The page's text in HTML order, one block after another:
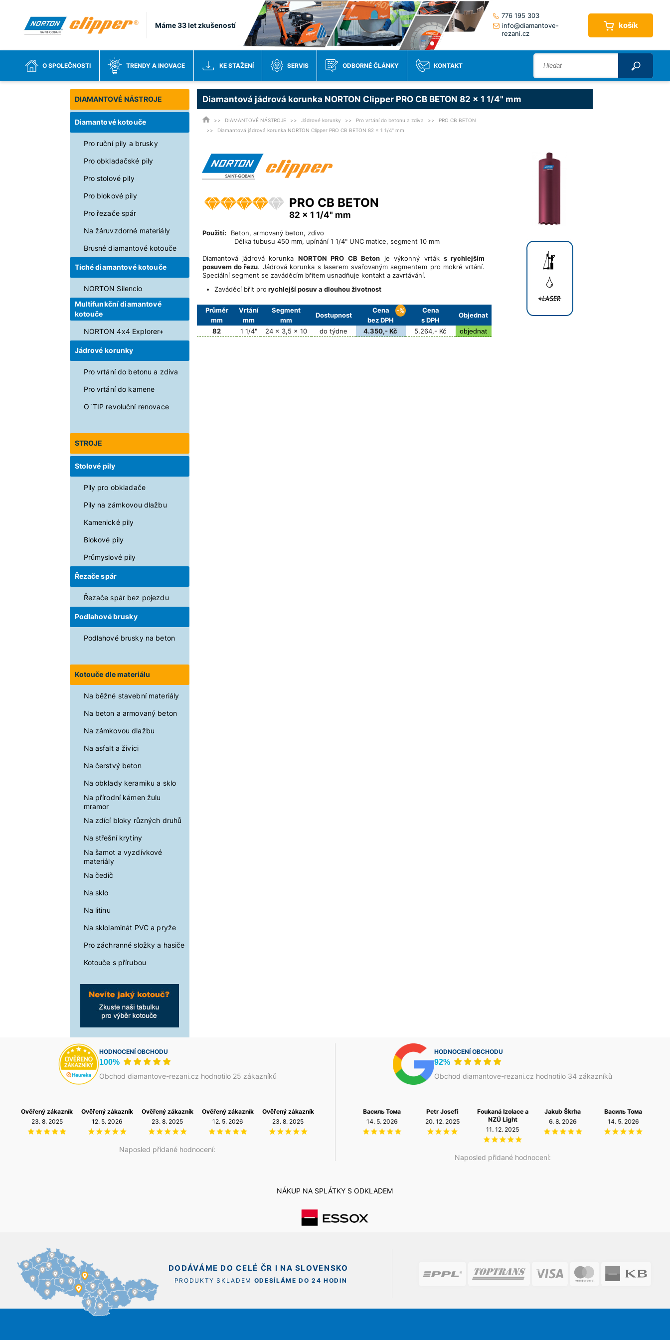
Máme 33 let zkušeností
776 195 303
info@diamantove-
rezani.cz
košík
O SPOLEČNOSTI TRENDY A INOVACE KE STAŽENÍ SERVIS ODBORNÉ ČLÁNKY KONTAKT
DIAMANTOVÉ NÁSTROJE
Diamantové kotouče
Pro ruční pily a brusky
Pro obkladačské pily
Pro stolové pily
Pro blokové pily
Pro řezače spár
Na žáruvzdorné materiály
Brusné diamantové kotouče
Tiché diamantové kotouče
NORTON Silencio
Multifunkční diamantové
kotouče
NORTON 4x4 Explorer+
Jádrové korunky
Pro vrtání do betonu a zdiva
Pro vrtání do kamene
O´TIP revoluční renovace
STROJE
Stolové pily
Pily pro obkladače
Pily na zámkovou dlažbu
Kamenické pily
Blokové pily
Průmyslové pily
Řezače spár
Řezače spár bez pojezdu
Podlahové brusky
Podlahové brusky na beton
Kotouče dle materiálu
Na běžné stavební materiály
Na beton a armovaný beton
Na zámkovou dlažbu
Na asfalt a živici
Na čerstvý beton
Na obklady keramiku a sklo
Na přírodní kámen žulu
mramor
Na zdící bloky různých druhů
Na střešní krytiny
Na šamot a vyzdívkové
materiály
Na čedič
Na sklo
Na litinu
Na sklolaminát PVC a pryže
Pro záchranné složky a hasiče
Kotouče s přírubou
Diamantová jádrová korunka NORTON Clipper PRO CB BETON 82 x 1 1/4" mm
DIAMANTOVÉ NÁSTROJE Jádrové korunky Pro vrtání do betonu a zdiva
PRO CB BETON
Diamantová jádrová korunka NORTON Clipper PRO CB BETON 82 x 1 1/4" mm
PRO CB BETON
82 x 1 1/4" mm
Použití: Beton, armovaný beton, zdivo
Délka tubusu 450 mm, upínání 1 1/4" UNC matice, segment 10 mm
Diamantová jádrová korunka NORTON PRO CB Beton je výkonný vrtáks rychlejším
posuvem do řezu. Jádrová korunka s laserem svařovaným segmentem pro mokré vrtání.
Speciální segment se zaváděcím břitem usnadňuje kontakt a zavrtávání.
Zaváděcí břit pro rychlejší posuva dlouhou životnost
Průměr
mm
Vrtání
mm
Segment
mm
Dostupnost
Cena
bez DPH
-%
Cena
s DPH
Objednat
82
1 1/4" 24 x 3,5 x 10 do týdne 4.350,- Kč 5.264,- Kč
HODNOCENÍ OBCHODU
100%
Obchod diamantove-rezani.cz hodnotilo 25 zákazníků
Naposled přidané hodnocení:
Ověřený zákazník
Ověřený zákazník
23. 8. 2025
Ověřený zákazník
12. 5. 2026
Ověřený zákazník
23. 8. 2025
Ověřený zákazník
12. 5. 2026
Ověřený zákazník
23. 8. 2025
HODNOCENÍ OBCHODU
92%
Obchod diamantove-rezani.cz hodnotilo 34 zákazníků
Naposled přidané hodnocení:
Jakub Škrha
Василь Тома
14. 5. 2026
Petr Josefi
20. 12. 2025
Foukaná Izolace a
NZÚ Light
11. 12. 2025
Jakub Škrha
6. 8. 2026
Василь Тома
14. 5. 2026
Jakub Škrha
6. 8. 2026
Василь Тома
14. 5. 2026
Petr Josefi
20. 12. 2025
Foukaná Izolace a
NZÚ Light
11. 12. 2025
NÁKUP NA SPLÁTKY S ODKLADEM
DODÁVÁME DO CELÉ ČR I NA SLOVENSKO
PRODUKTY SKLADEM ODESÍLÁME DO 24 HODIN